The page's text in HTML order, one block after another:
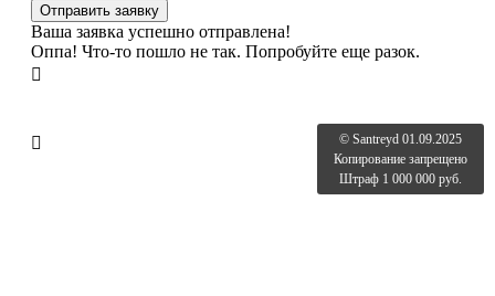
© Santreyd 01.09.2025
Копирование запрещено
Штраф 1 000 000 руб.
Ваша заявка успешно отправлена!
Оппа! Что-то пошло не так. Попробуйте еще разок.

